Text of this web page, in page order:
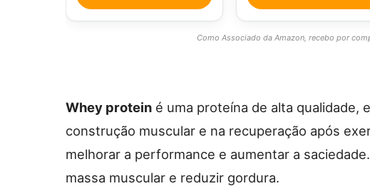
Como Associado da Amazon, recebo por
Whey protein é uma proteína de alta qualidade,
construção muscular e na recuperação após
melhorar a performance e aumentar a
massa muscular e reduzir gordura.